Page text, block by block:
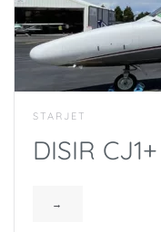
STARJET
DISIR
→